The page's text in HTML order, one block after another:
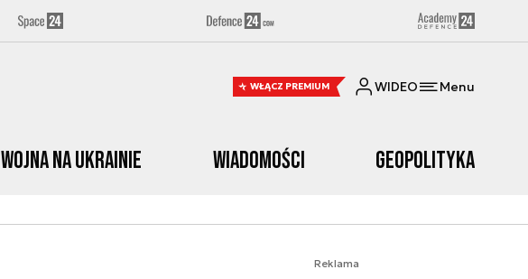
WŁĄCZ PREMIUM WIDEO Menu
Wojna na Ukrainie Wiadomości Geopolityka
Reklama